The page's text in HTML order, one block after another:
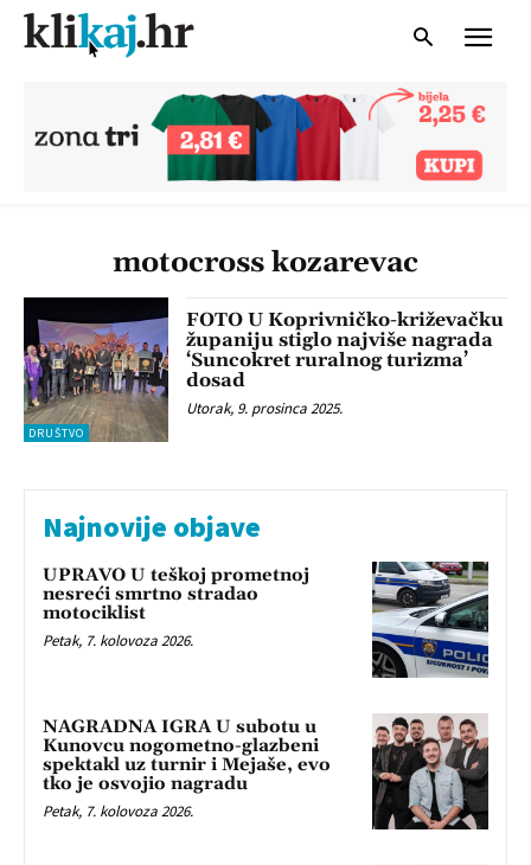
motocross kozarevac
DRUŠTVO
FOTO U Koprivničko-križevačku
županiju stiglo najviše nagrada
‘Suncokret ruralnog turizma’
dosad
Utorak, 9. prosinca 2025.
Najnovije objave
UPRAVO U teškoj prometnoj
nesreći smrtno stradao
motociklist
Petak, 7. kolovoza 2026.
NAGRADNA IGRA U subotu u
Kunovcu nogometno-glazbeni
spektakl uz turnir i Mejaše, evo
tko je osvojio nagradu
Petak, 7. kolovoza 2026.